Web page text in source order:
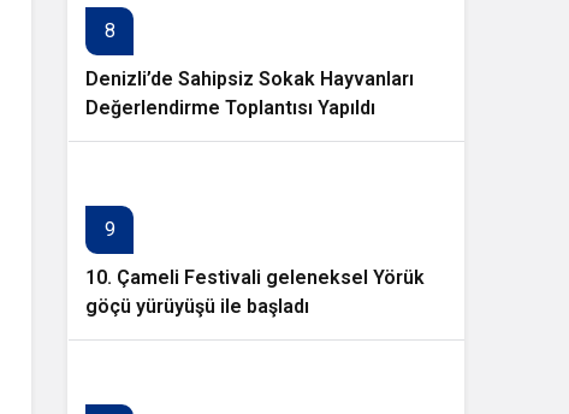
8
Denizli’de Sahipsiz Sokak Hayvanları
Değerlendirme Toplantısı Yapıldı
9
10. Çameli Festivali geleneksel Yörük
göçü yürüyüşü ile başladı